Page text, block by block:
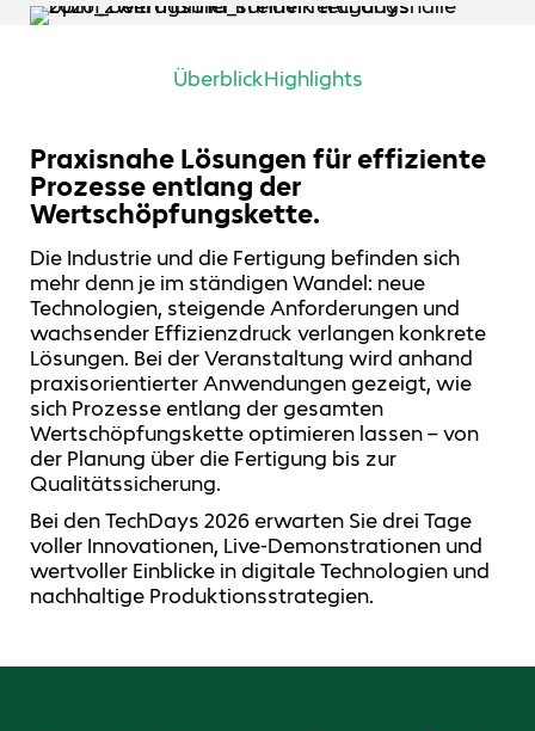
ÜberblickHighlights
Praxisnahe Lösungen für effiziente
Prozesse entlang der
Wertschöpfungskette.
Die Industrie und die Fertigung befinden sich
mehr denn je im ständigen Wandel: neue
Technologien, steigende Anforderungen und
wachsender Effizienzdruck verlangen konkrete
Lösungen. Bei der Veranstaltung wird anhand
praxisorientierter Anwendungen gezeigt, wie
sich Prozesse entlang der gesamten
Wertschöpfungskette optimieren lassen – von
der Planung über die Fertigung bis zur
Qualitätssicherung.
Bei den TechDays 2026 erwarten Sie drei Tage
voller Innovationen, Live-Demonstrationen und
wertvoller Einblicke in digitale Technologien und
nachhaltige Produktionsstrategien.